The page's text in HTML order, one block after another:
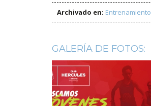
Archivado en: Entrenamiento
GALERÍA DE FOTOS: